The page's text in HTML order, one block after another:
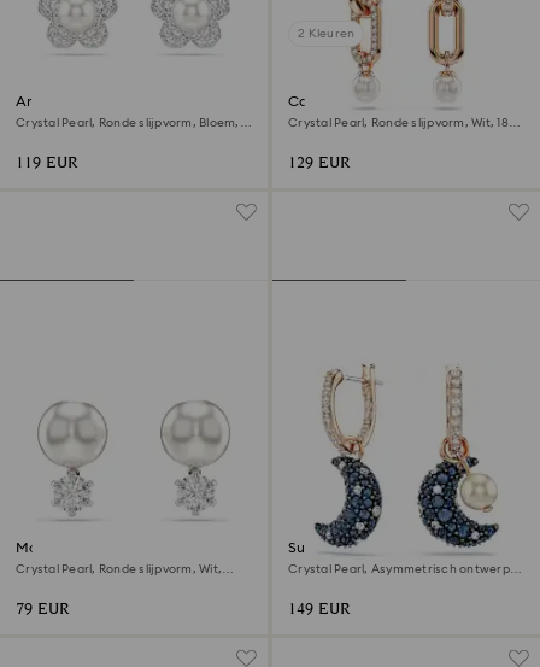
Ariana Grande x Swarovski
Oorknopjes
Crystal Pearl, Ronde slijpvorm, Bloem,
119 EUR
2 Kleuren
Constella Oorhangers
Crystal Pearl, Ronde slijpvorm, Wit, 18k
129 EUR
Matrix Oorknopjes
Crystal Pearl, Ronde slijpvorm, Wit,
79 EUR
Sublima Oorhangers
Crystal Pearl, Asymmetrisch ontwerp,
149 EUR